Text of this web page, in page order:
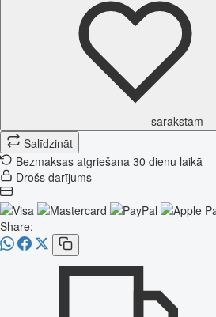
sarakstam
Salīdzināt
Bezmaksas atgriešana 30 dienu laikā
Drošs darījums
Share: